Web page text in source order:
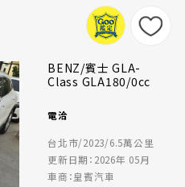
BENZ/賓士 GLA-
Class GLA180/0cc
電洽
台北市/2023/6.5萬公里
更新日期：2026年 05月
車商：皇賓汽車